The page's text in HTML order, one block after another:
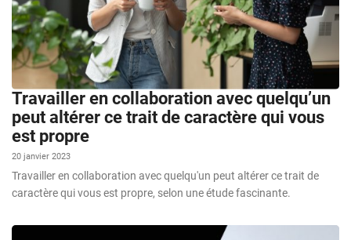
Travailler en collaboration avec quelqu’un
peut altérer ce trait de caractère qui vous
est propre
20 janvier 2023
Travailler en collaboration avec quelqu'un peut altérer ce trait de
caractère qui vous est propre, selon une étude fascinante.